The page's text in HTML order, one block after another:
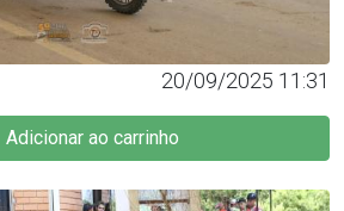
20/09/2025 11:31
Adicionar ao carrinho